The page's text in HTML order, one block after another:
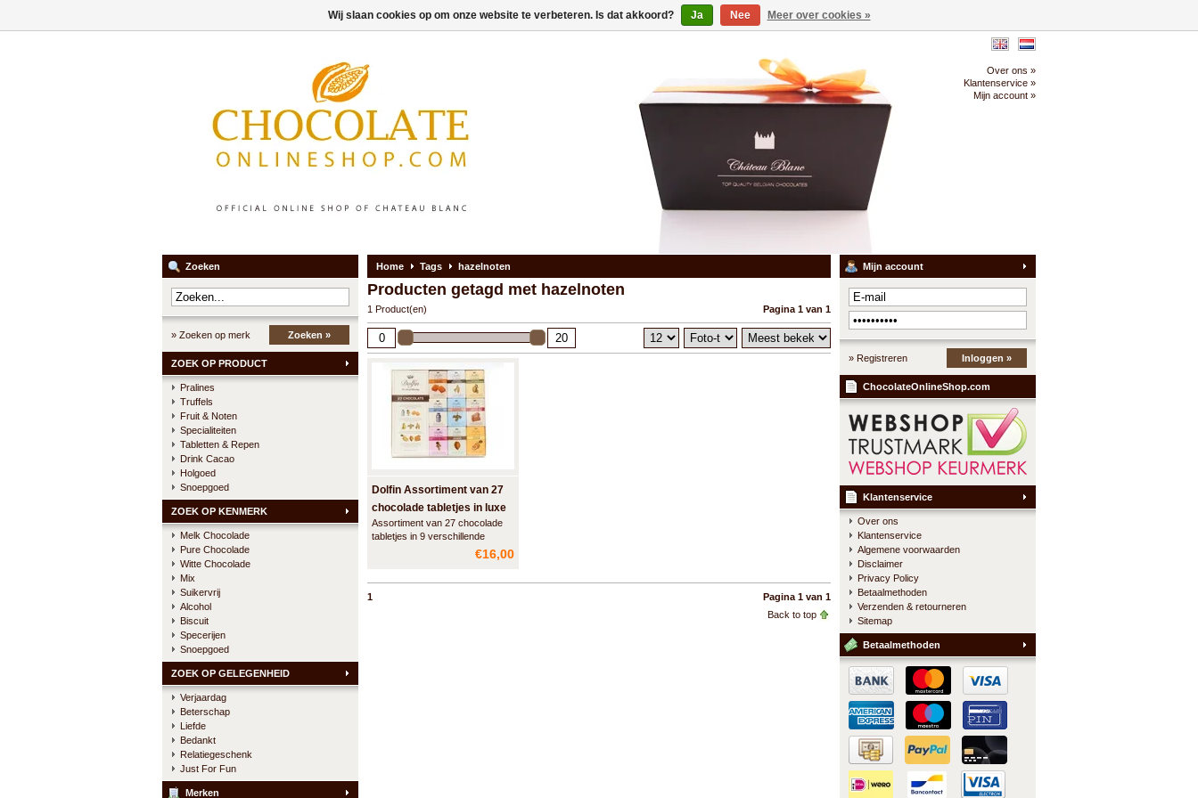
Over ons »
Klantenservice »
Mijn account »
Zoeken
» Zoeken op merk Zoeken »
ZOEK OP PRODUCT
Pralines
Truffels
Fruit & Noten
Specialiteiten
Tabletten & Repen
Drink Cacao
Holgoed
Snoepgoed
ZOEK OP KENMERK
Melk Chocolade
Pure Chocolade
Witte Chocolade
Mix
Suikervrij
Alcohol
Biscuit
Specerijen
Snoepgoed
ZOEK OP GELEGENHEID
Verjaardag
Beterschap
Liefde
Bedankt
Relatiegeschenk
Just For Fun
Merken
Home Tags hazelnoten
Producten getagd met hazelnoten
1 Product(en) Pagina 1 van 1
Dolfin Assortiment van 27
chocolade tabletjes in luxe
doos
Assortiment van 27 chocolade
tabletjes in 9 verschillende
smaken. Prachtig verpakt in een
€16,00
1
Pagina 1 van 1
Back to top
Mijn account
» Registreren Inloggen »
ChocolateOnlineShop.com
Klantenservice
Over ons
Klantenservice
Algemene voorwaarden
Disclaimer
Privacy Policy
Betaalmethoden
Verzenden & retourneren
Sitemap
Betaalmethoden
Wij slaan cookies op om onze website te verbeteren. Is dat akkoord? Ja Nee Meer over cookies »